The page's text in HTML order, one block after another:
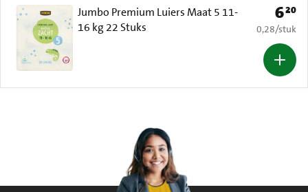
Jumbo Premium Luiers Maat 5 11-
16 kg 22 Stuks
Prijs:
620
€ 0,28 per
0,28/stuk